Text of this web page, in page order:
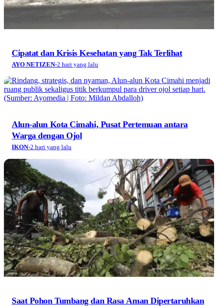
Cipatat dan Krisis Kesehatan yang Tak Terlihat
AYO NETIZEN·2 hari yang lalu
Alun-alun Kota Cimahi, Pusat Pertemuan antara
Warga dengan Ojol
IKON·2 hari yang lalu
Saat Pohon Tumbang dan Rasa Aman Dipertaruhkan